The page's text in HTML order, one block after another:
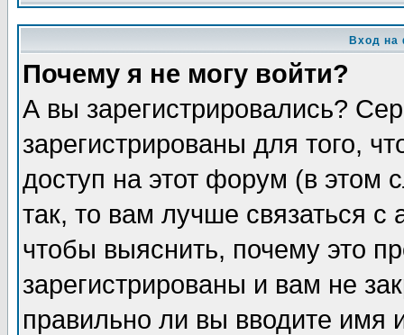
Вход на
Почему я не могу войти?
А вы зарегистрировались?
зарегистрированы для того,
доступ на этот форум (в этом
так, то вам лучше связаться
чтобы выяснить, почему это
зарегистрированы и вам не
правильно ли вы вводите